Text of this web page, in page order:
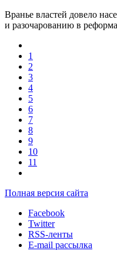
Вранье властей довело
и разочарованию в
1
2
3
4
5
6
7
8
9
10
11
Полная версия сайта
Facebook
Twitter
RSS-ленты
E-mail рассылка